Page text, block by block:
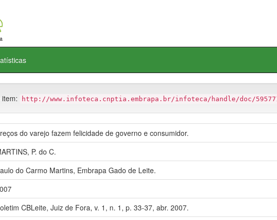
http://www.infoteca.cnptia.embrapa.br/infoteca/handle/doc/
do varejo fazem felicidade de governo e consumidor.
P. do C.
do Carmo Martins, Embrapa Gado de Leite.
CBLeite, Juiz de Fora, v. 1, n. 1, p. 33-37, abr. 2007.